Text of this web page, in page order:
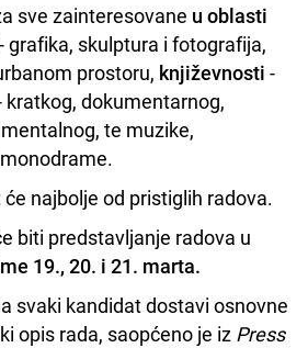
sve zainteresovane u oblasti
- grafika, skulptura i fotografija,
prostoru, književnosti -
kratkog, dokumentarnog,
te muzike,
najbolje od pristiglih radova.
biti predstavljanje radova u
19., 20. i 21. marta.
svaki kandidat dostavi osnovne
opis rada, saopćeno je iz Press